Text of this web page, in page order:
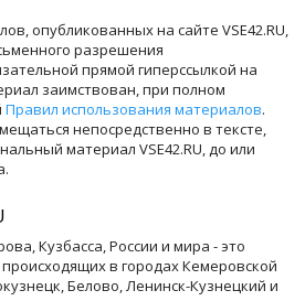
опубликованных на сайте VSE42.RU,
разрешения
прямой гиперссылкой на
заимствован, при полном
Правил использования материалов.
непосредственно в тексте,
материал VSE42.RU, до или
Кузбасса, России и мира - это
в городах Кемеровской
Белово, Ленинск-Кузнецкий и